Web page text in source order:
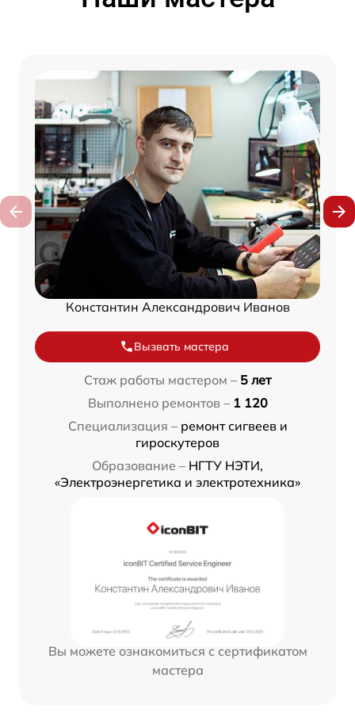
Константин Александрович Иванов
Вызвать мастера
Стаж работы мастером – 5 лет
Выполнено ремонтов – 1 120
Специализация – ремонт сигвеев и
гироскутеров
Образование – НГТУ НЭТИ,
«Электроэнергетика и электротехника»
Вы можете ознакомиться с сертификатом
мастера